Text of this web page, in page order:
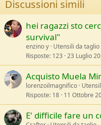
Discussioni simili
hei ragazzi sto
survival"
enzino y Utensili da taglio
Risposte 123 23 Luglio
Acquisto Muela
lorenzoilmagnifico
Risposte 18 11 Ottobre
E' difficile fare un